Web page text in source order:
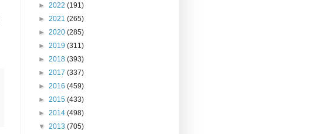
► 2022 (191)
► 2021 (265)
► 2020 (285)
► 2019 (311)
► 2018 (393)
► 2017 (337)
► 2016 (459)
► 2015 (433)
► 2014 (498)
▼ 2013 (705)